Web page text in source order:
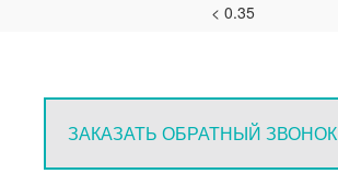
< 0.35
ЗАКАЗАТЬ ОБРАТНЫЙ ЗВОНОК